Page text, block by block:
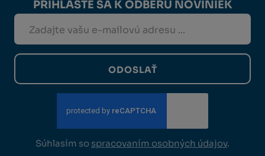
PRIHLÁSTE SA K ODBERU NOVINIEK
ODOSLAŤ
Súhlasím so spracovaním osobných údajov.